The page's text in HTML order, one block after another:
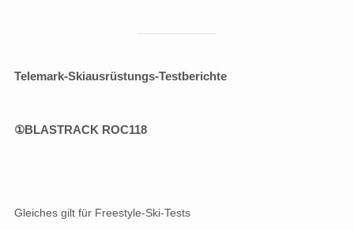
Telemark-Skiausrüstungs-Testberichte
①BLASTRACK ROC118
Gleiches gilt für Freestyle-Ski-Tests